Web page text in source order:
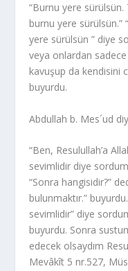
“Burnu yere
burnu yere sürülsün.”
yere sürülsün ” diye
veya onlardan sadece
kavuşup da kendisini
buyurdu.
Abdullah b. Mes´ud
“Ben, Resulullah’a
sevimlidir diye
“Sonra hangisidir?”
bulunmaktır.”
sevimlidir” diye
buyurdu. Sonra
edecek olsaydım
Mevâkît 5 nr.527,